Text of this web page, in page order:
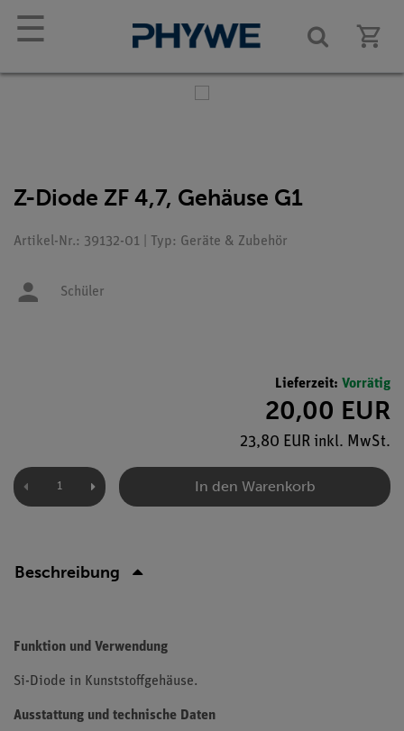
☰
Z-Diode ZF 4,7, Gehäuse G1
Artikel-Nr.: 39132-01 | Typ: Geräte & Zubehör
Schüler
Lieferzeit: Vorrätig
20,00 EUR
23,80 EUR inkl. MwSt.
In den Warenkorb
Beschreibung
Funktion und Verwendung
Si-Diode in Kunststoffgehäuse.
Ausstattung und technische Daten